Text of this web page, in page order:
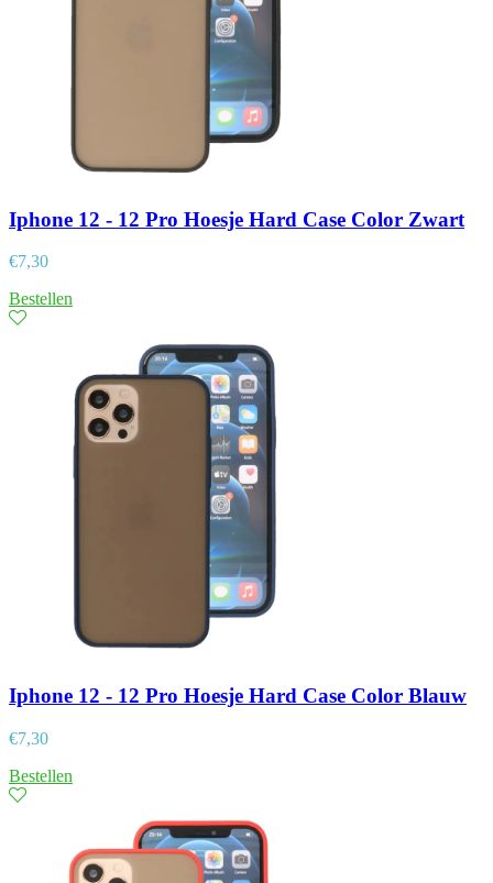
Iphone 12 - 12 Pro Hoesje Hard Case Color Zwart
€7,30
Bestellen
Iphone 12 - 12 Pro Hoesje Hard Case Color Blauw
€7,30
Bestellen